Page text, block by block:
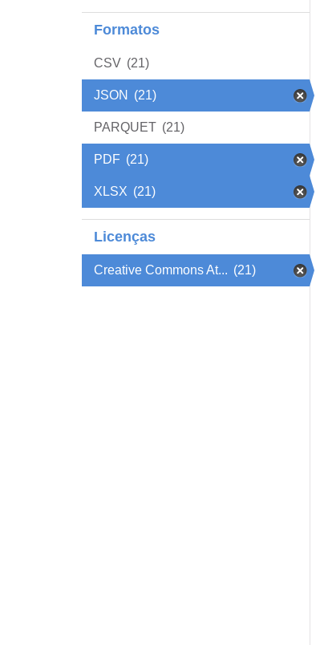
Formatos
CSV (21)
JSON (21)
PARQUET (21)
PDF (21)
XLSX (21)
Licenças
Creative Commons At... (21)